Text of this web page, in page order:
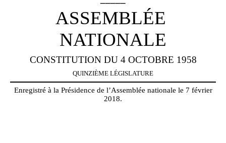
ASSEMBLÉE
NATIONALE
CONSTITUTION DU 4 OCTOBRE 1958
QUINZIÈME LÉGISLATURE
Enregistré à la Présidence de l’Assemblée nationale le 7 février
2018.